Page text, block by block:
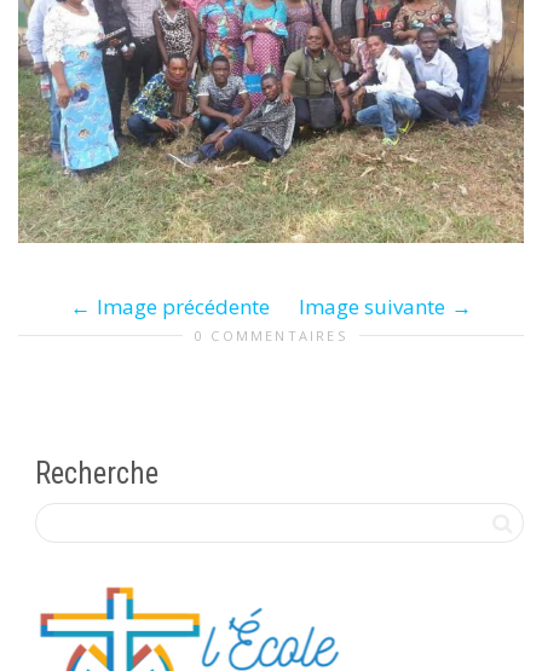
Image précédente Image suivante
0 COMMENTAIRES
Recherche